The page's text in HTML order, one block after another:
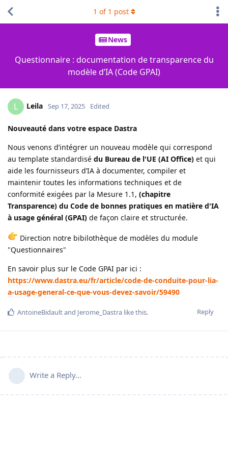
News
Questionnaire : documentation de transparence du
modèle d’IA (Code GPAI)
1 of 1 post
L Leila Sep 17, 2025 Edited
Nouveauté dans votre espace Dastra
Nous venons d’intégrer un nouveau modèle qui correspond
au template standardisé du Bureau de l'UE (AI Office) et qui
aide les fournisseurs d’IA à documenter, compiler et
maintenir toutes les informations techniques et de
conformité exigées par la Mesure 1.1, (chapitre
Transparence) du Code de bonnes pratiques en matière d'IA
à usage général (GPAI) de façon claire et structurée.
Direction notre bibilothèque de modèles du module
"Questionnaires"
En savoir plus sur le Code GPAI par ici :
https://www.dastra.eu/fr/article/code-de-conduite-pour-lia-
a-usage-general-ce-que-vous-devez-savoir/59490
Reply
AntoineBidaultand Jerome_Dastra like this.
Write a Reply...